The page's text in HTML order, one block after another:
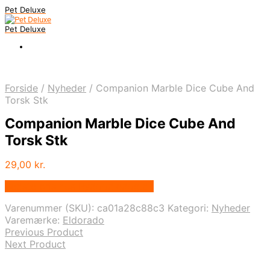
Pet Deluxe
Pet Deluxe
Forside / Nyheder / Companion Marble Dice Cube And
Torsk Stk
Companion Marble Dice Cube And
Torsk Stk
29,00 kr.
Varenummer (SKU): ca01a28c88c3 Kategori: Nyheder
Varemærke: Eldorado
Previous Product
Next Product